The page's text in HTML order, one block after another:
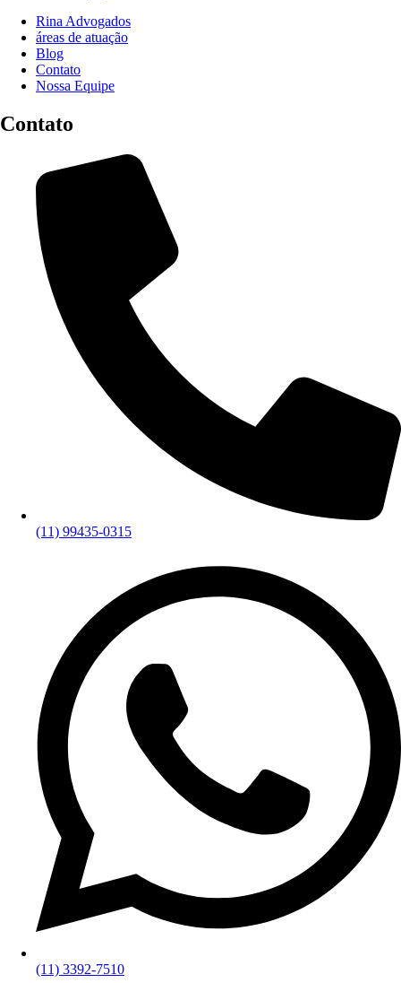
Rina Advogados
áreas de atuação
Blog
Contato
Nossa Equipe
Contato
(11) 99435-0315
(11) 3392-7510